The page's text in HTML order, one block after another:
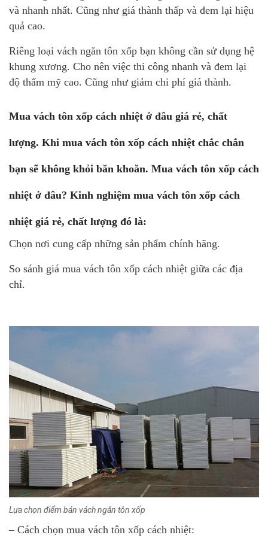
và nhanh nhất. Cũng như giá thành thấp và đem lại hiệu
quả cao.
Riêng loại vách ngăn tôn xốp bạn không cần sử dụng hệ
khung xương. Cho nên việc thi công nhanh và đem lại
độ thẩm mỹ cao. Cũng như giảm chi phí giá thành.
Mua vách tôn xốp cách nhiệt ở đâu giá rẻ, chất
lượng. Khi mua vách tôn xốp cách nhiệt chắc chắn
bạn sẽ không khỏi băn khoăn. Mua vách tôn xốp cách
nhiệt ở đâu? Kinh nghiệm mua vách tôn xốp cách
nhiệt giá rẻ, chất lượng đó là:
Chọn nơi cung cấp những sản phẩm chính hãng.
So sánh giá mua vách tôn xốp cách nhiệt giữa các địa
chỉ.
Lựa chọn điểm bán vách ngăn tôn xốp
– Cách chọn mua vách tôn xốp cách nhiệt: